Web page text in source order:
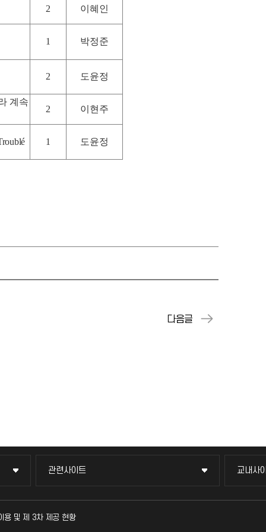
2 이혜인
1 박정준
2 도윤정
계속
2 이현주
1 도윤정
관련사이트
관련사이트
국방헬프콜
교내사
교내사
교수회
용 및 제 3차 제공 현황